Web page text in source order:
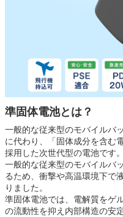
準固体電池とは？
一般的な従来型のモバイルバ
に代わり、
「固体成分を含む
採用した次世代型の電池です。
一般的な従来型のモバイルバ
るため、衝撃や高温環境下で
りました。
準固体電池では、電解質をゲ
の流動性を抑え内部構造の安